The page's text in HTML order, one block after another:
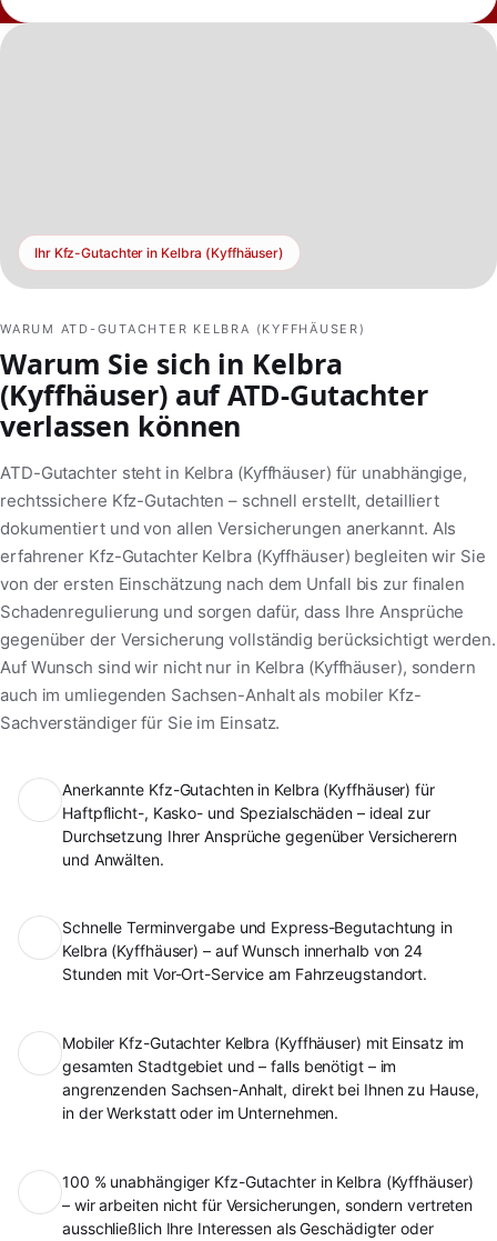
Ihr Kfz-Gutachter in Kelbra (Kyffhäuser)
WARUM ATD-GUTACHTER KELBRA (KYFFHÄUSER)
Warum Sie sich in Kelbra
(Kyffhäuser) auf ATD-Gutachter
verlassen können
ATD-Gutachter steht in Kelbra (Kyffhäuser) für unabhängige,
rechtssichere Kfz-Gutachten – schnell erstellt, detailliert
dokumentiert und von allen Versicherungen anerkannt. Als
erfahrener Kfz-Gutachter Kelbra (Kyffhäuser) begleiten wir Sie
von der ersten Einschätzung nach dem Unfall bis zur finalen
Schadenregulierung und sorgen dafür, dass Ihre Ansprüche
gegenüber der Versicherung vollständig berücksichtigt werden.
Auf Wunsch sind wir nicht nur in Kelbra (Kyffhäuser), sondern
auch im umliegenden Sachsen-Anhalt als mobiler Kfz-
Sachverständiger für Sie im Einsatz.
Anerkannte Kfz-Gutachten in Kelbra (Kyffhäuser) für
Haftpflicht-, Kasko- und Spezialschäden – ideal zur
Durchsetzung Ihrer Ansprüche gegenüber Versicherern
und Anwälten.
Schnelle Terminvergabe und Express-Begutachtung in
Kelbra (Kyffhäuser) – auf Wunsch innerhalb von 24
Stunden mit Vor-Ort-Service am Fahrzeugstandort.
Mobiler Kfz-Gutachter Kelbra (Kyffhäuser) mit Einsatz im
gesamten Stadtgebiet und – falls benötigt – im
angrenzenden Sachsen-Anhalt, direkt bei Ihnen zu Hause,
in der Werkstatt oder im Unternehmen.
100 % unabhängiger Kfz-Gutachter in Kelbra (Kyffhäuser)
– wir arbeiten nicht für Versicherungen, sondern vertreten
ausschließlich Ihre Interessen als Geschädigter oder